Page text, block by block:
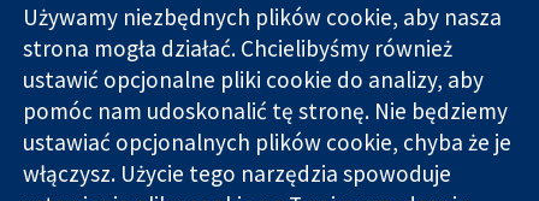
Wiarygodne dane
naukowe.
Świadome
decyzje.
11-13 Cavendish
Square
Londyn
W1G 0AN
Wielka Brytania
Kontakt
Nowości
Biuro
prasowe
O nas
Używamy niezbędnych plików cookie, aby nasza
strona mogła działać. Chcielibyśmy również
ustawić opcjonalne pliki cookie do analizy, aby
pomóc nam udoskonalić tę stronę. Nie będziemy
ustawiać opcjonalnych plików cookie, chyba że je
włączysz. Użycie tego narzędzia spowoduje